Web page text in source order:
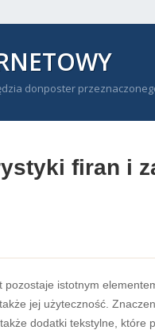
donposter
firan i
istotnym
jej użyteczność.
dodatki tekstylne, które